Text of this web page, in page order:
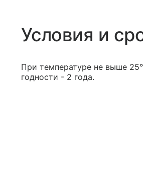
Условия и
При температуре не выше
годности - 2 года.